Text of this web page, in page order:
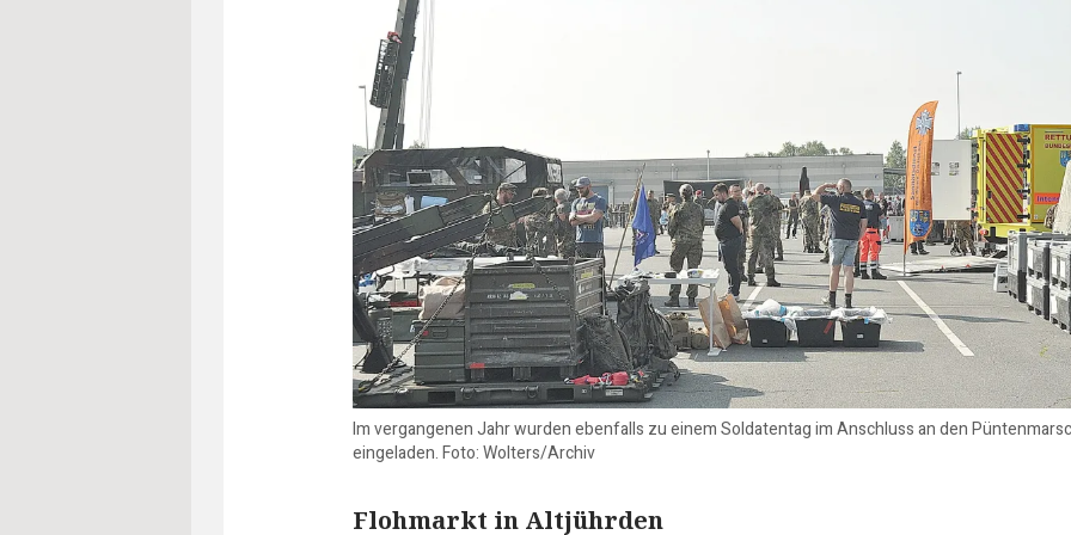
Im vergangenen Jahr wurden ebenfalls zu einem Soldatentag im Anschluss an den
eingeladen. Foto: Wolters/Archiv
Flohmarkt in Altjührden